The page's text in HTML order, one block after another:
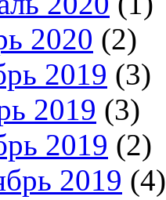
2020 (2)
2019 (3)
2019 (3)
2019 (2)
2019 (4)